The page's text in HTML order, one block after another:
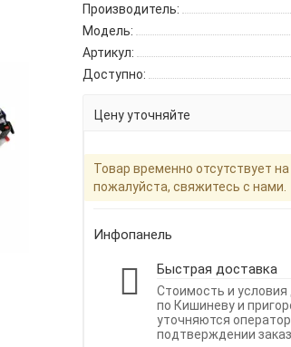
Производитель:
Модель:
Артикул:
Доступно:
Цену уточняйте
Товар временно отсутствует
пожалуйста, свяжитесь с нами.
Инфопанель
Быстрая доставка
Стоимость и условия
по Кишиневу и
уточняются
подтверждении